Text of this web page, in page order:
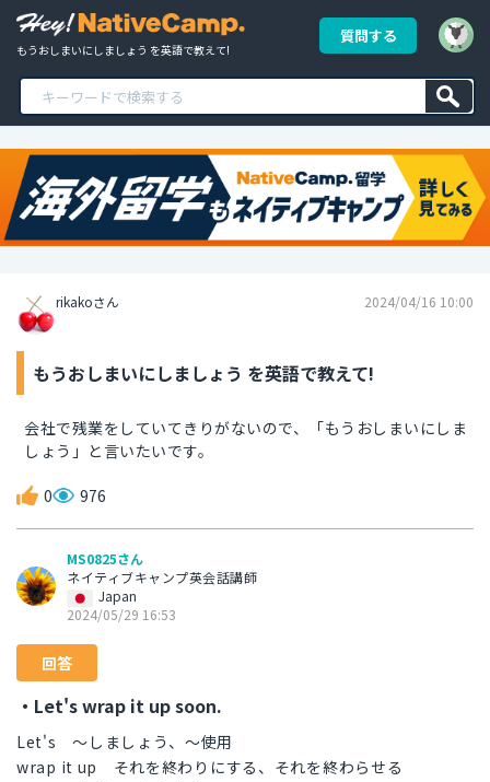
もうおしまいにしましょう を英語で教えて!
質問する
rikakoさん 2024/04/16 10:00
もうおしまいにしましょう を英語で教えて!
会社で残業をしていてきりがないので、「もうおしまいにしま
しょう」と言いたいです。
0 976
MS0825さん
ネイティブキャンプ英会話講師
Japan
2024/05/29 16:53
回答
・Let's wrap it up soon.
Let's 〜しましょう、〜使用
wrap it up それを終わりにする、それを終わらせる